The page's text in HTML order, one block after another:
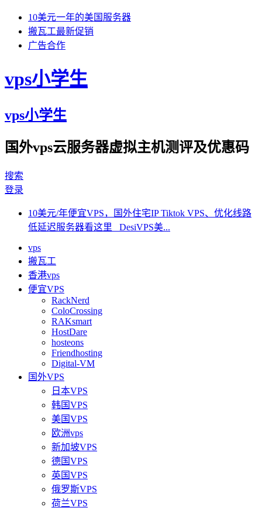
10美元一年的美国服务器
搬瓦工最新促销
广告合作
vps小学生
vps小学生
国外vps云服务器虚拟主机测评及优惠码
搜索
登录
10美元/年便宜VPS，国外住宅IP Tiktok VPS、优化线路
低延迟服务器看这里 DesiVPS美...
vps
搬瓦工
香港vps
便宜VPS
RackNerd
ColoCrossing
RAKsmart
HostDare
hosteons
Friendhosting
Digital-VM
国外VPS
日本VPS
韩国VPS
美国VPS
欧洲vps
新加坡VPS
德国VPS
英国VPS
俄罗斯VPS
荷兰VPS